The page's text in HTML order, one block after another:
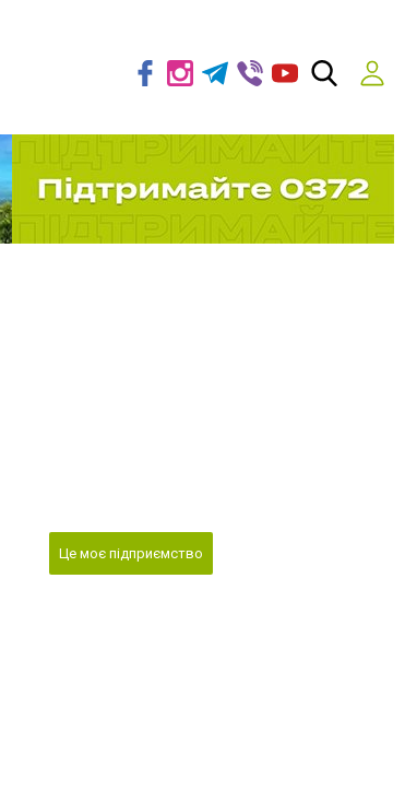
Це моє підприємство